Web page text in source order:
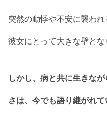
突然の動悸や不安に襲わ
彼女にとって大きな壁とな
しかし、病と共に生きな
さは、今でも語り継がれて